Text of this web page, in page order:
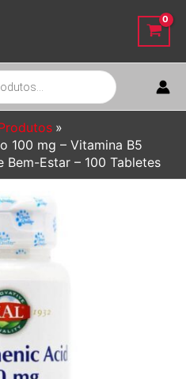
100 mg – Vitamina B5
Bem-Estar – 100 Tabletes